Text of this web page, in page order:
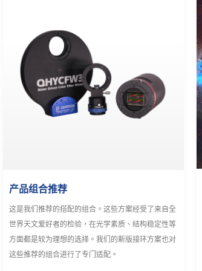
产品组合推荐
这是我们推荐的搭配的组合。这些方案经受了来自全
世界天文爱好者的检验，在光学素质、结构稳定性等
方面都是较为理想的选择。我们的新版接环方案也对
这些推荐的组合进行了专门适配。